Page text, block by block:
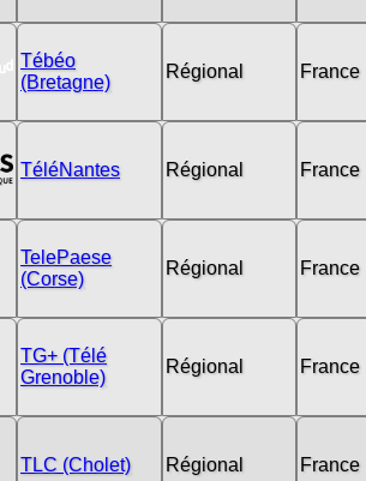
Tébéo
(Bretagne)
Régional France
TéléNantes Régional France
TelePaese
(Corse)
Régional France
TG+ (Télé
Grenoble)
Régional France
TLC (Cholet) Régional France